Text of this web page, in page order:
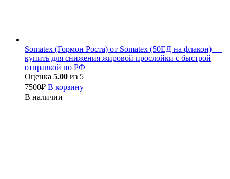
Somatex (Гормон Роста) от Somatex (50ЕД на флакон) —
купить для снижения жировой прослойки с быстрой
отправкой по РФ
Оценка 5.00 из 5
7500₽ В корзину
В наличии